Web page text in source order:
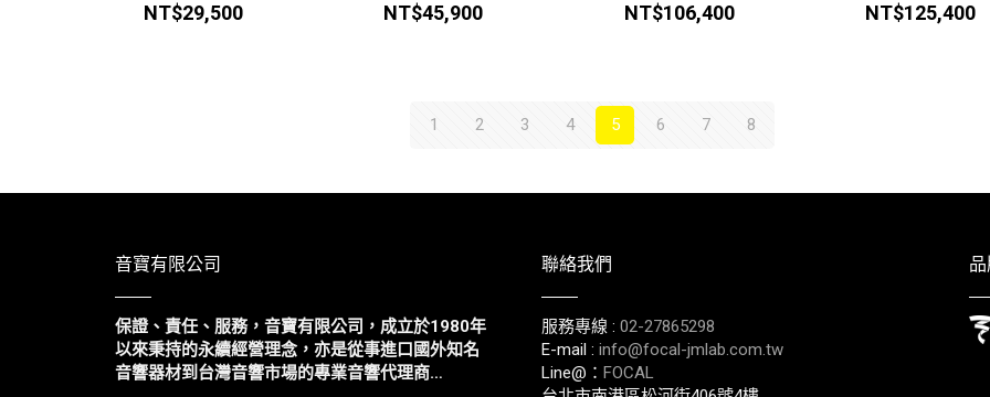
NT$29,500 NT$45,900 NT$106,400 NT$125,400
1 2 3 4 5 6 7 8
音寶有限公司
保證、責任、服務，音寶有限公司，成立於1980年
以來秉持的永續經營理念，亦是從事進口國外知名
音響器材到台灣音響市場的專業音響代理商…
聯絡我們
服務專線 :02-27865298
E-mail :info@focal-jmlab.com.tw
Line@： FOCAL